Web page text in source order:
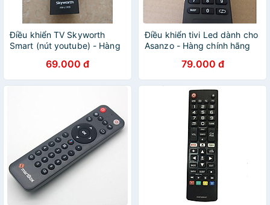
Điều khiển TV Skyworth
Smart (nút youtube) - Hàng
69.000 đ
Điều khiển tivi Led dành cho
Asanzo - Hàng chính hãng
79.000 đ